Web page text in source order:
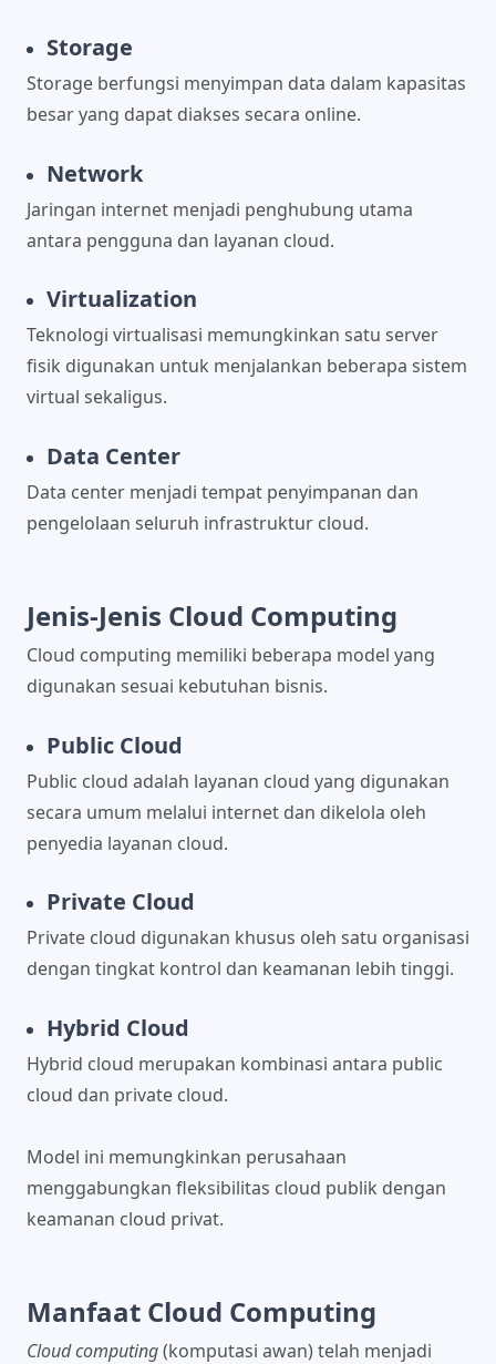
Storage
Storage berfungsi menyimpan data dalam kapasitas
besar yang dapat diakses secara online.
Network
Jaringan internet menjadi penghubung utama
antara pengguna dan layanan cloud.
Virtualization
Teknologi virtualisasi memungkinkan satu server
fisik digunakan untuk menjalankan beberapa sistem
virtual sekaligus.
Data Center
Data center menjadi tempat penyimpanan dan
pengelolaan seluruh infrastruktur cloud.
Jenis-Jenis Cloud Computing
Cloud computing memiliki beberapa model yang
digunakan sesuai kebutuhan bisnis.
Public Cloud
Public cloud adalah layanan cloud yang digunakan
secara umum melalui internet dan dikelola oleh
penyedia layanan cloud.
Private Cloud
Private cloud digunakan khusus oleh satu organisasi
dengan tingkat kontrol dan keamanan lebih tinggi.
Hybrid Cloud
Hybrid cloud merupakan kombinasi antara public
cloud dan private cloud.
Model ini memungkinkan perusahaan
menggabungkan fleksibilitas cloud publik dengan
keamanan cloud privat.
Manfaat Cloud Computing
Cloud computing(komputasi awan) telah menjadi